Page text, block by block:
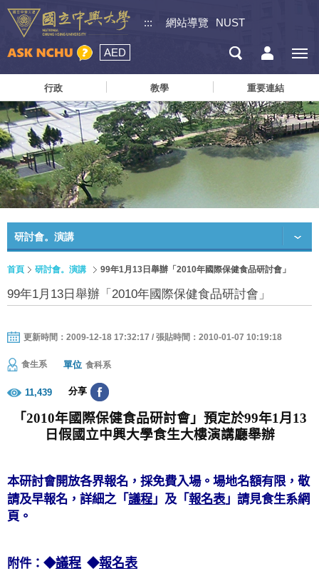
::: 網站導覽 NUST
AED
行政 教學 重要連結
研討會。演講
首頁 研討會。演講 99年1月13日舉辦「2010年國際保健食品研討會」
99年1月13日舉辦「2010年國際保健食品研討會」
更新時間：2009-12-18 17:32:17 / 張貼時間：2010-01-07 10:19:18
食生系 單位 食科系
11,439 分享
「2010年國際保健食品研討會」預定於99年1月 13
日假國立中興大學食生大樓演講廳舉辦
本研討會開放各界報名，採免費入場。場地名額有限，敬
請及早報名，詳細之 「議程 」及「報名表 」 請見食生系網
頁。
附件：◆議程 ◆報名表